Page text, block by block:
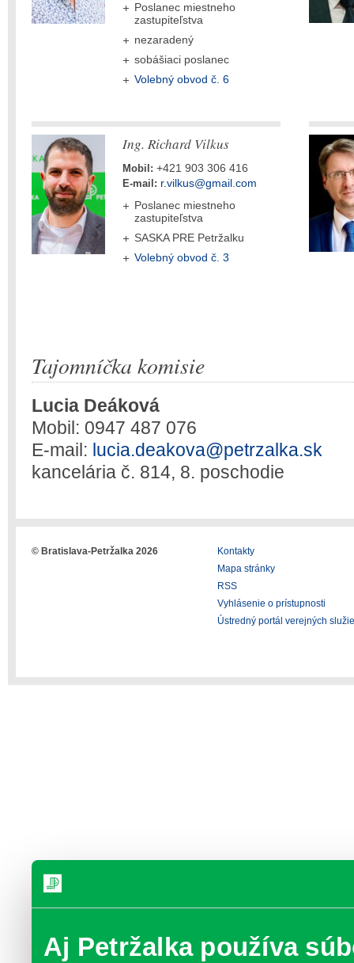
Aj Petržalka používa
Poslanec miestneho
zastupiteľstva
nezaradený
sobášiaci poslanec
Volebný obvod č. 6
Ing. Richard Vilkus
Mobil: +421 903 306 416
E-mail: r.vilkus@gmail.com
Poslanec miestneho
zastupiteľstva
SASKA PRE Petržalku
Volebný obvod č. 3
Tajomníčka komisie
Lucia Deáková
Mobil: 0947 487 076
E-mail: lucia.deakova@petrzalka.sk
kancelária č. 814, 8. poschodie
© Bratislava-Petržalka 2026
Kontakty
Mapa stránky
RSS
Vyhlásenie o prístupnosti
Ústredný portál verejných